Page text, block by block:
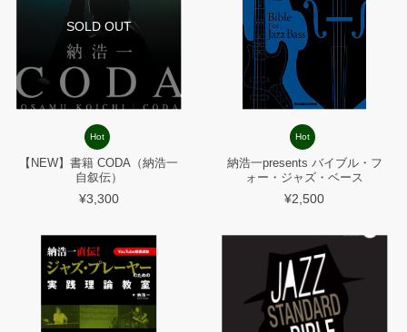
SOLD OUT
Hot
【NEW】書籍 CODA（納浩一
自叙伝）
¥3,300
Hot
納浩一presents バイブル・フ
ォー・ジャズ・ベース
¥2,500